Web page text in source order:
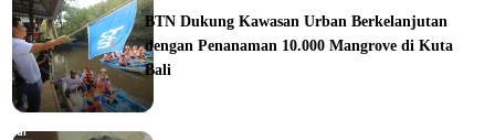
BTN Dukung Kawasan Urban Berkelanjutan
dengan Penanaman 10.000 Mangrove di Kuta
Bali